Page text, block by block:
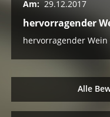
Am: 29.12.2017
hervorragender
hervorragender Wein
Alle